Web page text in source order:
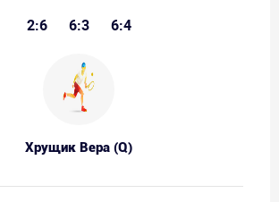
2:6 6:3 6:4
Хрущик Вера (Q)